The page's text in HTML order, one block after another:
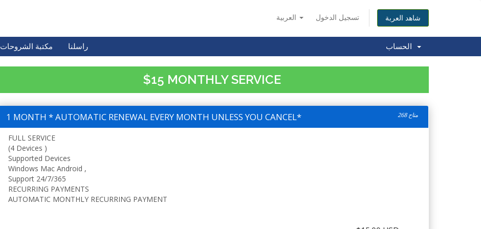
تسجيل الدخول شاهد العربة
مكتبة الشروحات راسلنا
$15 MONTHLY SERVICE
1 MONTH * AUTOMATIC RENEWAL EVERY MONTH UNLESS YOU CANCEL* 268 متاح
FULL SERVICE
(4 Devices )
Supported Devices
Windows Mac Android ,
Support 24/7/365
RECURRING PAYMENTS
AUTOMATIC MONTHLY RECURRING PAYMENT